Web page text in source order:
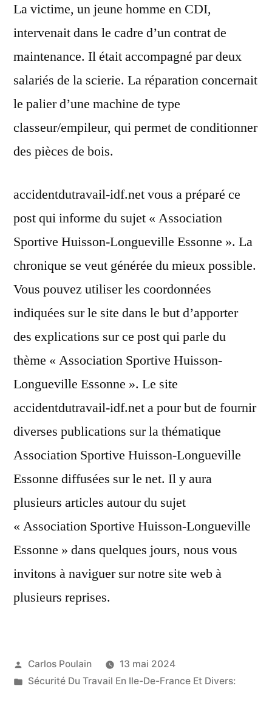
La victime, un jeune homme en CDI,
intervenait dans le cadre d’un contrat de
maintenance. Il était accompagné par deux
salariés de la scierie. La réparation concernait
le palier d’une machine de type
classeur/empileur, qui permet de conditionner
des pièces de bois.
accidentdutravail-idf.net vous a préparé ce
post qui informe du sujet « Association
Sportive Huisson-Longueville Essonne ». La
chronique se veut générée du mieux possible.
Vous pouvez utiliser les coordonnées
indiquées sur le site dans le but d’apporter
des explications sur ce post qui parle du
thème « Association Sportive Huisson-
Longueville Essonne ». Le site
accidentdutravail-idf.net a pour but de fournir
diverses publications sur la thématique
Association Sportive Huisson-Longueville
Essonne diffusées sur le net. Il y aura
plusieurs articles autour du sujet
« Association Sportive Huisson-Longueville
Essonne » dans quelques jours, nous vous
invitons à naviguer sur notre site web à
plusieurs reprises.
Publié
par
Carlos Poulain
13 mai 2024
Publié
Sécurité Du Travail En Ile-De-France Et Divers: